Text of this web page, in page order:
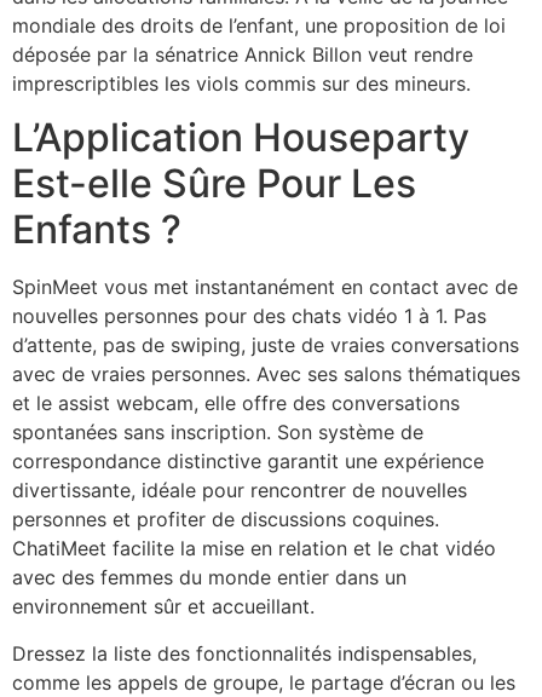
mondiale des droits de l’enfant, une proposition de loi
déposée par la sénatrice Annick Billon veut rendre
imprescriptibles les viols commis sur des mineurs.
L’Application Houseparty
Est-elle Sûre Pour Les
Enfants ?
SpinMeet vous met instantanément en contact avec de
nouvelles personnes pour des chats vidéo 1 à 1. Pas
d’attente, pas de swiping, juste de vraies conversations
avec de vraies personnes. Avec ses salons thématiques
et le assist webcam, elle offre des conversations
spontanées sans inscription. Son système de
correspondance distinctive garantit une expérience
divertissante, idéale pour rencontrer de nouvelles
personnes et profiter de discussions coquines.
ChatiMeet facilite la mise en relation et le chat vidéo
avec des femmes du monde entier dans un
environnement sûr et accueillant.
Dressez la liste des fonctionnalités indispensables,
comme les appels de groupe, le partage d’écran ou les